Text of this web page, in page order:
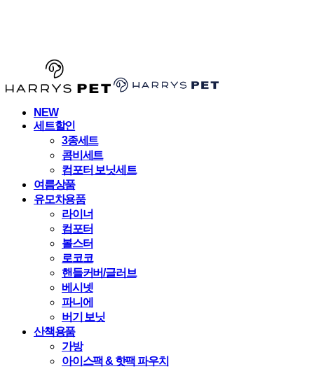
NEW
세트할인
3종세트
콤비세트
컴포터 보닛세트
여름상품
유모차용품
라이너
컴포터
볼스터
로코코
핸들커버/글러브
베시넷
파니에
버기 보닛
산책용품
가방
아이스팩 & 핫팩 파우치